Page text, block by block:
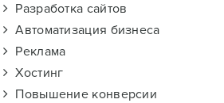
Разработка сайтов
Автоматизация бизнеса
Реклама
Хостинг
Повышение конверсии